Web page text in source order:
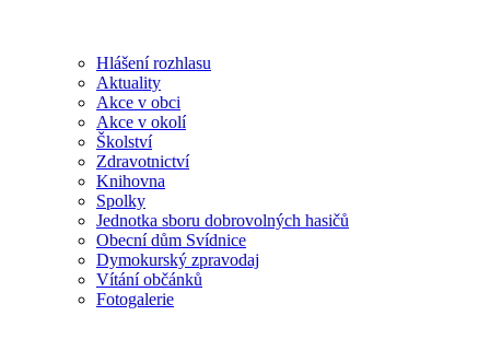
Hlášení rozhlasu
Aktuality
Akce v obci
Akce v okolí
Školství
Zdravotnictví
Knihovna
Spolky
Jednotka sboru dobrovolných hasičů
Obecní dům Svídnice
Dymokurský zpravodaj
Vítání občánků
Fotogalerie